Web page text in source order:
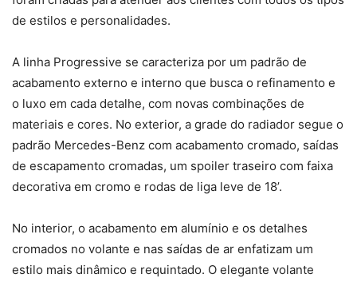
de estilos e personalidades.
A linha Progressive se caracteriza por um padrão de
acabamento externo e interno que busca o refinamento e
o luxo em cada detalhe, com novas combinações de
materiais e cores. No exterior, a grade do radiador segue o
padrão Mercedes-Benz com acabamento cromado, saídas
de escapamento cromadas, um spoiler traseiro com faixa
decorativa em cromo e rodas de liga leve de 18’.
No interior, o acabamento em alumínio e os detalhes
cromados no volante e nas saídas de ar enfatizam um
estilo mais dinâmico e requintado. O elegante volante